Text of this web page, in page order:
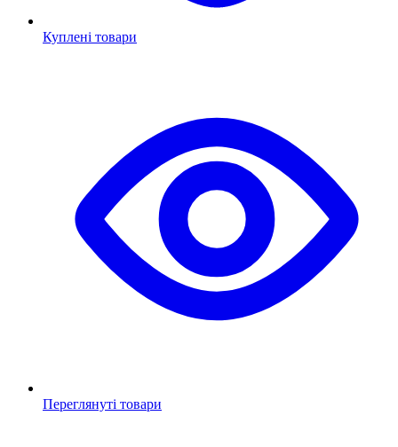
Куплені товари
Переглянуті товари